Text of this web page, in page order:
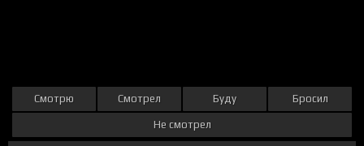
Смотрю Смотрел Буду Бросил
Не смотрел